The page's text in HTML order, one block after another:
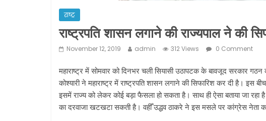
राष्ट्र
राष्‍ट्रपति शासन लगाने की राज्‍यपाल ने की
November 12, 2019 admin 312 Views 0 Comment
महाराष्ट्र में सोमवार को दिनभर चली सियासी उठापटक के बावजूद सरकार
कोश्‍यारी ने महाराष्‍ट्र में राष्‍ट्रपति शासन लगाने की सिफारिश कर दी है। इस
इसमें राज्‍य को लेकर कोई बड़ा फैसला हो सकता है। साथ ही ऐसा बताया जा रहा है
का दरवाजा खटखटा सकती है। वहीँ उद्धव ठाकरे ने इस मसले पर कांग्रेस नेता